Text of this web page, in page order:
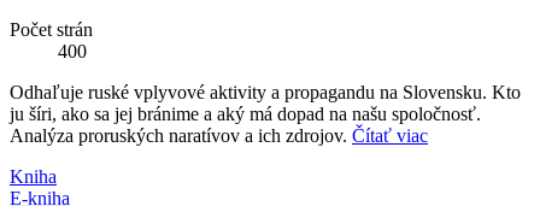
Počet strán
400
Odhaľuje ruské vplyvové aktivity a propagandu na Slovensku. Kto
ju šíri, ako sa jej bránime a aký má dopad na našu spoločnosť.
Analýza proruských naratívov a ich zdrojov. Čítať viac
Kniha
E-kniha